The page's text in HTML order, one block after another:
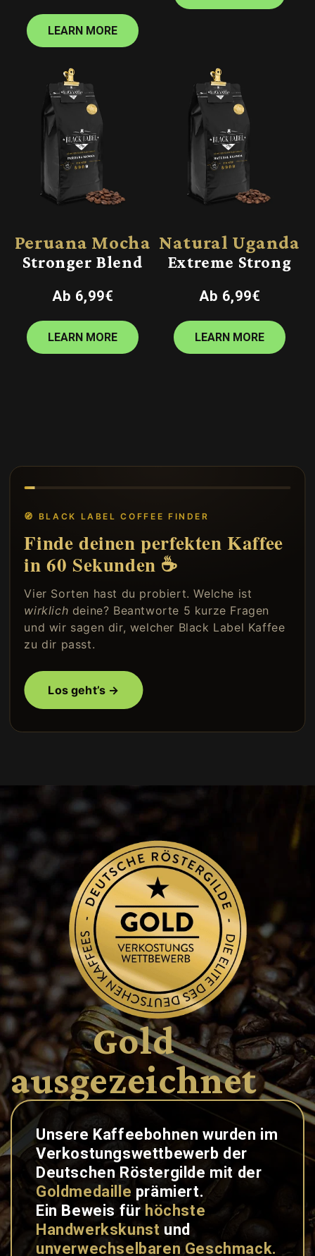
LEARN MORE
Peruana Mocha
Stronger Blend
Normaler
Ab 6,99€
LEARN MORE
Natural Uganda
Extreme Strong
Normaler
Ab 6,99€
LEARN MORE
🧭 BLACK LABEL COFFEE FINDER
Finde deinen perfekten Kaffee
in 60 Sekunden ☕
Vier Sorten hast du probiert. Welche ist
wirklich deine? Beantworte 5 kurze Fragen
und wir sagen dir, welcher Black Label Kaffee
zu dir passt.
Los geht’s →
Gold
ausgezeichnet
Unsere Kaffeebohnen wurden im
Verkostungswettbewerb der
Deutschen Röstergilde mit der
Goldmedaille prämiert.
Ein Beweis für höchste
Handwerkskunst und
unverwechselbaren Geschmack.